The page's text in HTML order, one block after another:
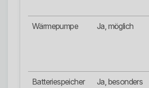
Wärmepumpe Ja, möglich
Batteriespeicher
Ja, besonders